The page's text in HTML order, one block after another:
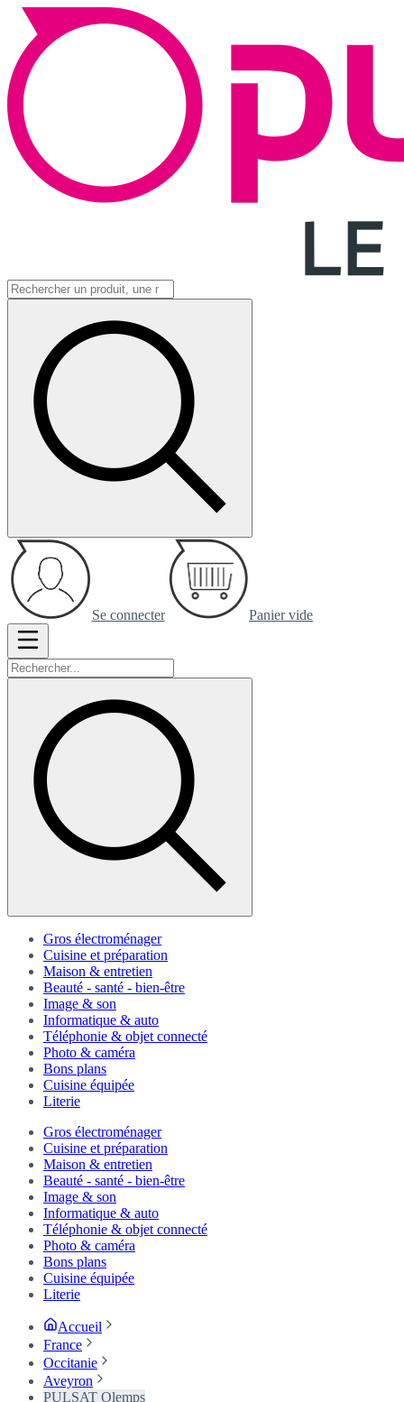
Se connecter Panier vide
Gros électroménager
Cuisine et préparation
Maison & entretien
Beauté - santé - bien-être
Image & son
Informatique & auto
Téléphonie & objet connecté
Photo & caméra
Bons plans
Cuisine équipée
Literie
Gros électroménager
Cuisine et préparation
Maison & entretien
Beauté - santé - bien-être
Image & son
Informatique & auto
Téléphonie & objet connecté
Photo & caméra
Bons plans
Cuisine équipée
Literie
Accueil
France
Occitanie
Aveyron
PULSAT Olemps